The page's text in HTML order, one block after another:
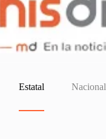
Estatal Nacional